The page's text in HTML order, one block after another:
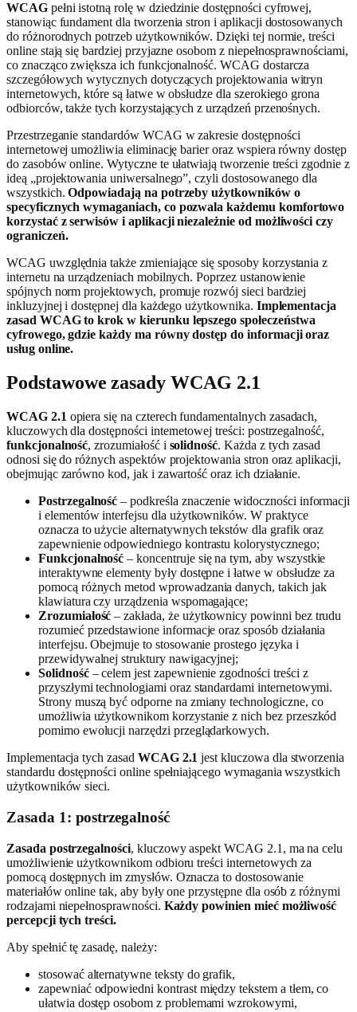
WCAGpełni istotną rolę w dziedzinie dostępności cyfrowej,
stanowiąc fundament dla tworzenia stron i aplikacji dostosowanych
do różnorodnych potrzeb użytkowników. Dzięki tej normie, treści
online stają się bardziej przyjazne osobom z niepełnosprawnościami,
co znacząco zwiększa ich funkcjonalność. WCAG dostarcza
szczegółowych wytycznych dotyczących projektowania witryn
internetowych, które są łatwe w obsłudze dla szerokiego grona
odbiorców, także tych korzystających z urządzeń przenośnych.
Przestrzeganie standardów WCAG w zakresie dostępności
internetowej umożliwia eliminację barier oraz wspiera równy dostęp
do zasobów online. Wytyczne te ułatwiają tworzenie treści zgodnie z
ideą „projektowania uniwersalnego”, czyli dostosowanego dla
wszystkich.Odpowiadają na potrzeby użytkowników o
specyficznych wymaganiach, co pozwala każdemu komfortowo
korzystać z serwisów i aplikacji niezależnie od możliwości czy
ograniczeń.
WCAG uwzględnia także zmieniające się sposoby korzystania z
internetu na urządzeniach mobilnych. Poprzez ustanowienie
spójnych norm projektowych, promuje rozwój sieci bardziej
inkluzyjnej i dostępnej dla każdego użytkownika. Implementacja
zasad WCAG to krok w kierunku lepszego społeczeństwa
cyfrowego, gdzie każdy ma równy dostęp do informacji oraz
usług online.
Podstawowe zasady WCAG 2.1
WCAG 2.1 opiera się na czterech fundamentalnych zasadach,
kluczowych dla dostępności internetowej treści: postrzegalność,
funkcjonalność, zrozumiałość i solidność. Każda z tych zasad
odnosi się do różnych aspektów projektowania stron oraz aplikacji,
obejmując zarówno kod, jak i zawartość oraz ich działanie.
Postrzegalność – podkreśla znaczenie widoczności informacji
i elementów interfejsu dla użytkowników. W praktyce
oznacza to użycie alternatywnych tekstów dla grafik oraz
zapewnienie odpowiedniego kontrastu kolorystycznego;
Funkcjonalność – koncentruje się na tym, aby wszystkie
interaktywne elementy były dostępne i łatwe w obsłudze za
pomocą różnych metod wprowadzania danych, takich jak
klawiatura czy urządzenia wspomagające;
Zrozumiałość – zakłada, że użytkownicy powinni bez trudu
rozumieć przedstawione informacje oraz sposób działania
interfejsu. Obejmuje to stosowanie prostego języka i
przewidywalnej struktury nawigacyjnej;
Solidność– celem jest zapewnienie zgodności treści z
przyszłymi technologiami oraz standardami internetowymi.
Strony muszą być odporne na zmiany technologiczne, co
umożliwia użytkownikom korzystanie z nich bez przeszkód
pomimo ewolucji narzędzi przeglądarkowych.
Implementacja tych zasad WCAG 2.1 jest kluczowa dla stworzenia
standardu dostępności online spełniającego wymagania wszystkich
użytkowników sieci.
Zasada 1: postrzegalność
Zasada postrzegalności, kluczowy aspekt WCAG 2.1, ma na celu
umożliwienie użytkownikom odbioru treści internetowych za
pomocą dostępnych im zmysłów. Oznacza to dostosowanie
materiałów online tak, aby były one przystępne dla osób z różnymi
rodzajami niepełnosprawności. Każdy powinien mieć możliwość
percepcji tych treści.
Aby spełnić tę zasadę, należy:
stosować alternatywne teksty do grafik,
zapewniać odpowiedni kontrast między tekstem a tłem, co
ułatwia dostęp osobom z problemami wzrokowymi,